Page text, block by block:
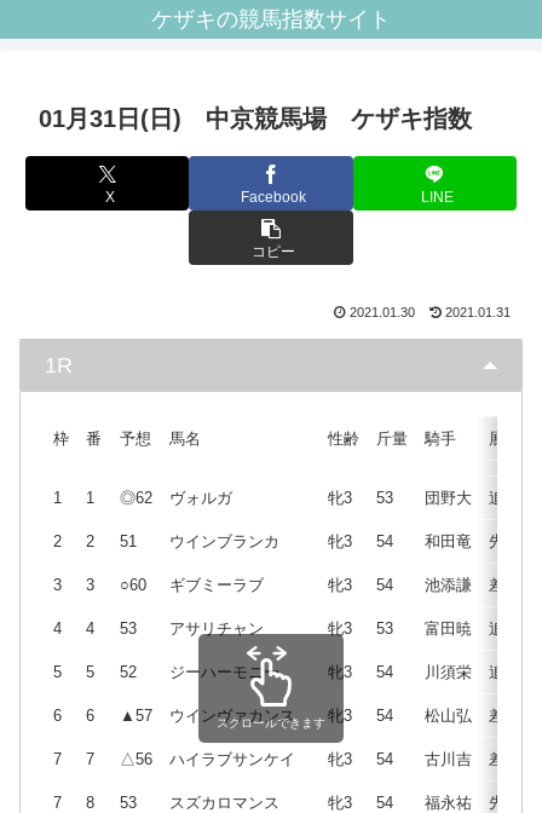
ケザキの競馬指数サイト
01月31日(日) 中京競馬場 ケザキ指数
X Facebook LINE
コピー
2021.01.30 2021.01.31
1R
枠 番 予想 馬名 性齢 斤量 騎手 展開
1 1 ◎62 ヴォルガ 牝3 53 団野大 追
2 2 51 ウインブランカ 牝3 54 和田竜 先
3 3 ○60 ギブミーラブ 牝3 54 池添謙 差
4 4 53 アサリチャン 牝3 53 富田暁 追
5 5 52 ジーハーモニー 牝3 54 川須栄 追
6 6 ▲57 ウインヴァカンス 牝3 54 松山弘 差
7 7 △56 ハイラブサンケイ 牝3 54 古川吉 差
7 8 53 スズカロマンス 牝3 54 福永祐 先
スクロールできます